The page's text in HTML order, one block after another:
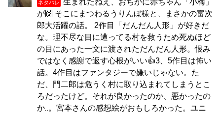
ネタバレ
生まれたねえ、おちかに赤ちゃん「小梅」
が🙌 そこにまつわるうりんぼ様と、まさかの富次
郎大活躍の話。 2作目「だんだん人形」が好きだ
な。理不尽な目に遭ってる村を救うため死ぬほど
の目にあった一文に渡されただんだん人形。恨み
ではなく感謝で返す心根がいい👍3、5作目は怖い
話。4作目はファンタジーで嫌いじゃない。た
だ、門二郎は危うく村に取り込まれてしまうとこ
ろだったけど。それが良かったのか、悪かったの
か‥。宮本さんの感想絵がおもしろかった。ユニ